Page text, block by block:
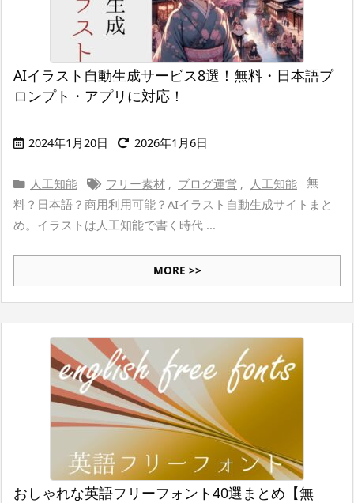
AIイラスト自動生成サービス8選！無料・日本語プ
ロンプト・アプリに対応！
2024年1月20日 2026年1月6日
人工知能 フリー素材 , ブログ運営 , 人工知能 無
料？日本語？商用利用可能？AIイラスト自動生成サイトまと
め。イラストは人工知能で書く時代 ...
MORE >>
おしゃれな英語フリーフォント40選まとめ【無